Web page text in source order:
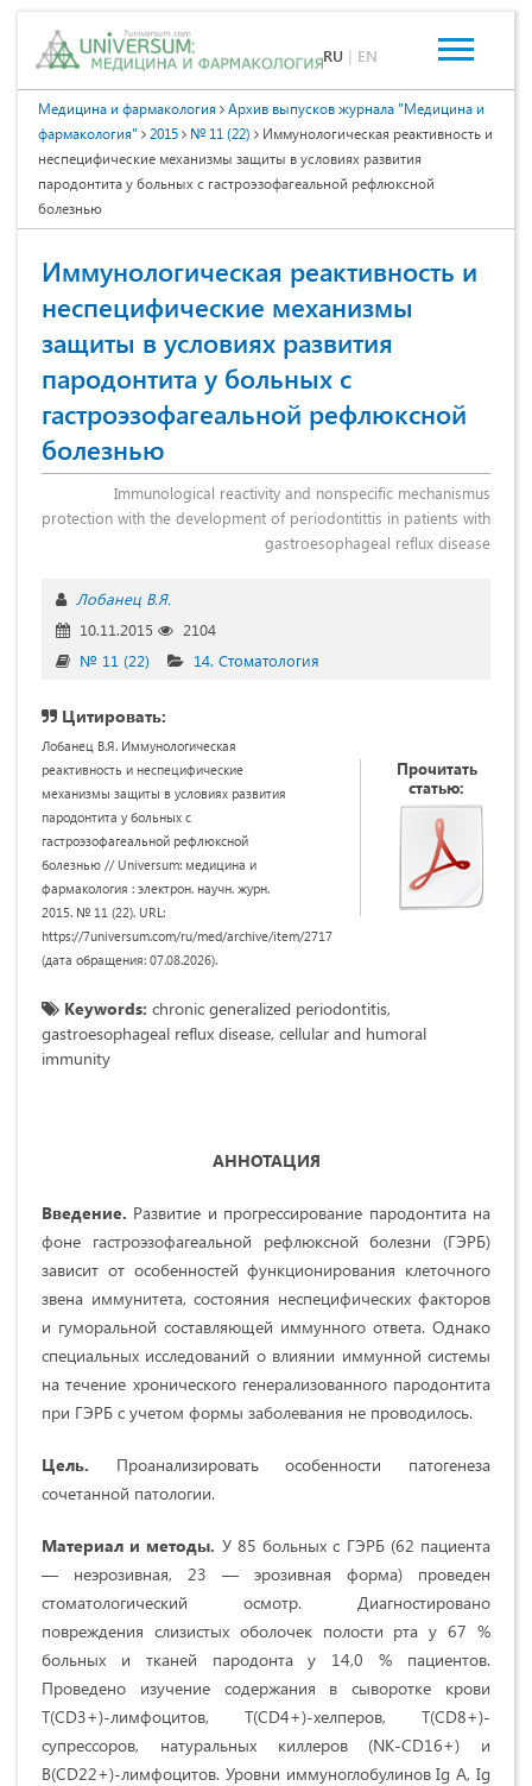
RU | EN
Медицина и фармакология
Архив выпусков журнала "Медицина и
фармакология"
2015 № 11 (22)
Иммунологическая реактивность и
неспецифические механизмы защиты в условиях развития
пародонтита у больных с гастроэзофагеальной рефлюксной
болезнью
Иммунологическая реактивность и
неспецифические механизмы
защиты в условиях развития
пародонтита у больных с
гастроэзофагеальной рефлюксной
болезнью
Immunological reactivity and nonspecific mechanismus
protection with the development of periodontittis in patients with
gastroesophageal reflux disease
Лобанец В.Я.
10.11.2015
2104
№ 11 (22)
14. Стоматология
Цитировать:
Лобанец В.Я. Иммунологическая
реактивность и неспецифические
механизмы защиты в условиях развития
пародонтита у больных с
гастроэзофагеальной рефлюксной
болезнью // Universum: медицина и
фармакология : электрон. научн. журн.
2015. № 11 (22). URL:
https://7universum.com/ru/med/archive/item/2717
(дата обращения: 07.08.2026).
Прочитать
статью:
Keywords: chronic generalized periodontitis,
gastroesophageal reflux disease, cellular and humoral
immunity
АННОТАЦИЯ
Введение. Развитие и прогрессирование пародонтита на
фоне гастроэзофагеальной рефлюксной болезни (ГЭРБ)
зависит от особенностей функционирования клеточного
звена иммунитета, состояния неспецифических факторов
и гуморальной составляющей иммунного ответа. Однако
специальных исследований о влиянии иммунной системы
на течение хронического генерализованного пародонтита
при ГЭРБ с учетом формы заболевания не проводилось.
Цель. Проанализировать особенности патогенеза
сочетанной патологии.
Материал и методы. У 85 больных с ГЭРБ (62 пациента
— неэрозивная, 23 — эрозивная форма) проведен
стоматологический осмотр. Диагностировано
повреждения слизистых оболочек полости рта у 67 %
больных и тканей пародонта у 14,0 % пациентов.
Проведено изучение содержания в сыворотке крови
Т(СD3+)-лимфоцитов, Т(СD4+)-хелперов, Т(СD8+)-
супрессоров, натуральных киллеров (NK-CD16+) и
В(СD22+)-лимфоцитов. Уровни иммуноглобулинов Ig A, Ig